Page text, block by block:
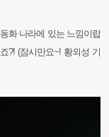
화 나라에 있는 느낌이랍
?! (잠시만요~! 황외성 기